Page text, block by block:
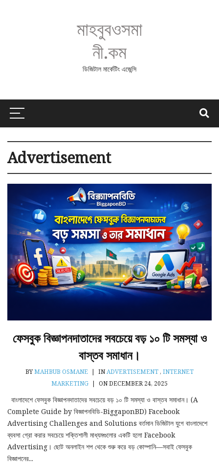
মাহবুবওসমা
নী.কম
ডিজিটাল মার্কেটিং এজেন্সি
Advertisement
ফেসবুক বিজ্ঞাপনদাতাদের সবচেয়ে বড় ১০ টি সমস্যা ও
বাস্তব সমাধান।
BYMAHBUB OSMANE | INADVERTISEMENT , INTERNET
MARKETING | ON DECEMBER 24, 2025
বাংলাদেশে ফেসবুক বিজ্ঞাপনদাতাদের সবচেয়ে বড় ১০ টি সমস্যা ও বাস্তব সমাধান। (A
Complete Guide by বিজ্ঞাপনবিডি-BiggaponBD) Facebook
Advertising Challenges and Solutions বর্তমান ডিজিটাল যুগে বাংলাদেশে
ব্যবসা গ্রো করার সবচেয়ে শক্তিশালী মাধ্যমগুলোর একটি হলো Facebook
Advertising। ছোট অনলাইন শপ থেকে শুরু করে বড় কোম্পানি—সবাই ফেসবুক
বিজ্ঞাপনের...